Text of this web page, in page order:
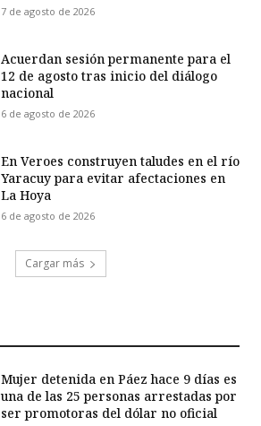
7 de agosto de 2026
Acuerdan sesión permanente para el
12 de agosto tras inicio del diálogo
nacional
6 de agosto de 2026
En Veroes construyen taludes en el río
Yaracuy para evitar afectaciones en
La Hoya
6 de agosto de 2026
Cargar más
Mujer detenida en Páez hace 9 días es
una de las 25 personas arrestadas por
ser promotoras del dólar no oficial